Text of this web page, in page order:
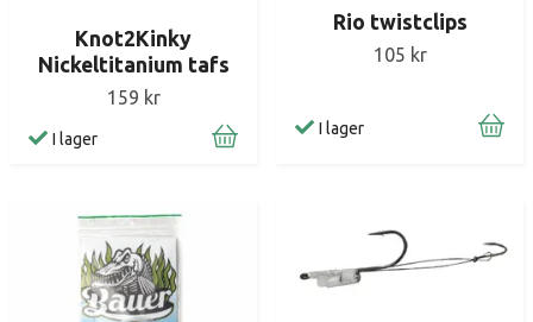
Knot2Kinky
Nickeltitanium tafs
159 kr
I lager
Rio twistclips
105 kr
I lager